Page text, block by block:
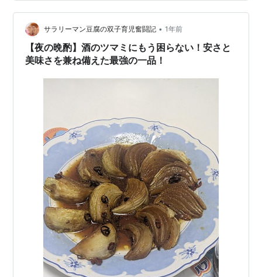
なだけ 鷹の爪：好きなだけ マッシュルーム：3個 トマ
ト：好きなだけ ブロッコリー：好きなだけ 冷凍アサリ：
3…
サラリーマン豆腐の双子育児奮闘記 • 1年前
【夜の晩酌】酒のツマミにもう困らない！安さと
美味さを兼ね備えた最強の一品！